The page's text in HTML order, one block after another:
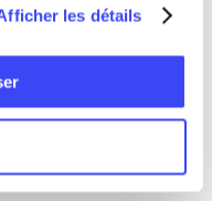
les détails
(anglais)